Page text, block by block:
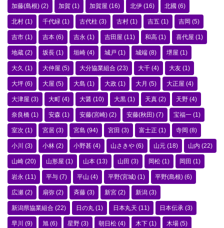
加藤(島根) (2) 加賀 (1) 加賀屋 (16) 北伊 (16) 北國 (6)
北村 (1) 千代緑 (1) 古代柱 (3) 古村 (1) 吉五 (1) 吉岡 (5)
吉市 (1) 吉本 (6) 吉永 (1) 吉田屋 (11) 和高 (1) 喜代屋 (1)
地蔵 (2) 坂長 (1) 垣崎 (4) 城戸 (1) 城端 (8) 堺屋 (1)
大久 (1) 大仲屋 (5) 大分協業組合 (23) 大千 (4) 大友 (1)
大坪 (6) 大屋 (5) 大島 (1) 大政 (1) 大月 (5) 大正屋 (4)
大津屋 (3) 大町 (4) 大醤 (10) 大黒 (1) 天真 (2) 天野 (4)
奈良橋 (1) 安森 (1) 安藤(宮崎) (2) 安藤(秋田) (7) 宝福一 (1)
室次 (1) 宮居 (3) 宮島 (94) 宮田 (3) 富士正 (1) 寺岡 (8)
小川 (3) 小林 (2) 小野甚 (4) 山さきや (6) 山元 (18) 山内 (22)
山崎 (20) 山形屋 (1) 山本 (13) 山田 (3) 岡松 (1) 岡田 (1)
岩永 (11) 平与 (7) 平山 (4) 平野(宮城) (1) 平野(島根) (6)
広瀬 (2) 扇弥 (2) 斉藤 (3) 新宮 (2) 新潟 (3)
新潟県協業組合 (22) 日の丸 (1) 日本丸天 (11) 日本伝承 (3)
早川 (9) 旭 (6) 星野 (3) 朝日松 (4) 木下 (1) 木場 (5)